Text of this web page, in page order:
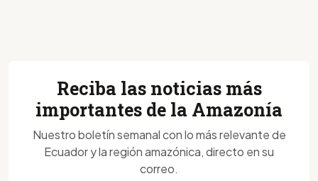
Reciba las noticias más
importantes de la Amazonía
Nuestro boletín semanal con lo más relevante de
Ecuador y la región amazónica, directo en su
correo.